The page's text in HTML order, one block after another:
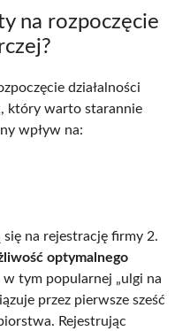
na rozpoczęcie
działalności
, który warto starannie
wpływ na:
na rejestrację firmy 2.
optymalnego
w tym popularnej „ulgi na
przez pierwsze sześć
Rejestrując